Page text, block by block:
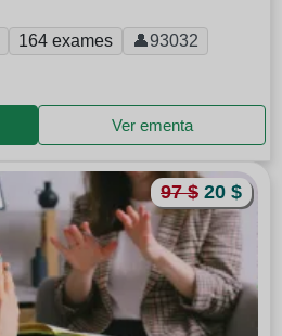
164 exames 👤93032
Ver ementa
97 $ 20 $